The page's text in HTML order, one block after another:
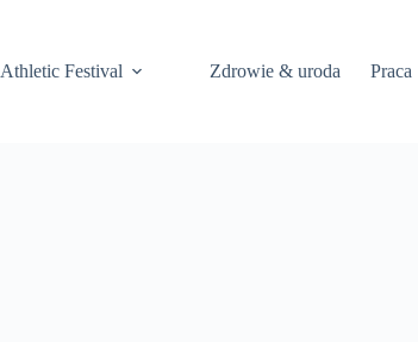
Athletic Festival Zdrowie & uroda Praca